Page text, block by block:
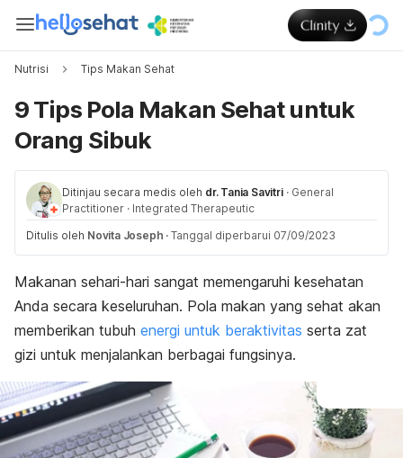
Nutrisi Tips Makan Sehat
9 Tips Pola Makan Sehat untuk
Orang Sibuk
Ditinjau secara medis oleh dr. Tania Savitri · General
Practitioner · Integrated Therapeutic
Ditulis oleh Novita Joseph · Tanggal diperbarui 07/09/2023
Makanan sehari-hari sangat memengaruhi kesehatan
Anda secara keseluruhan. Pola makan yang sehat akan
memberikan tubuh energi untuk beraktivitas serta zat
gizi untuk menjalankan berbagai fungsinya.